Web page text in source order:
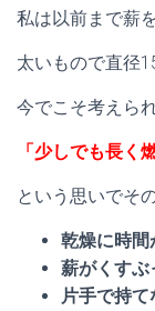
私は以前まで薪
太いもので直径
今でこそ考えら
「少しでも長く
という思いでそ
乾燥に時間
薪がくすぶ
片手で持て